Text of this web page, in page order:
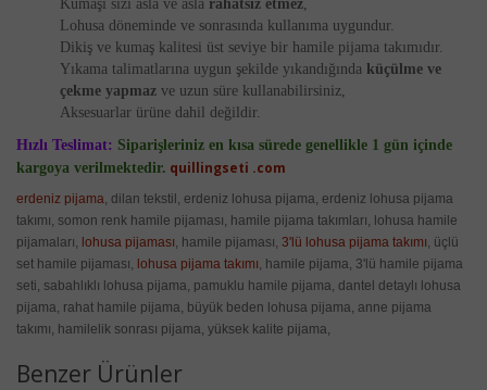
Kumaşı sizi asla ve asla rahatsız etmez,
Lohusa döneminde ve sonrasında kullanıma uygundur.
Dikiş ve kumaş kalitesi üst seviye bir hamile pijama takımıdır.
Yıkama talimatlarına uygun şekilde yıkandığında küçülme ve
çekme yapmaz ve uzun süre kullanabilirsiniz,
Aksesuarlar ürüne dahil değildir.
Hızlı Teslimat: Siparişleriniz en kısa sürede genellikle 1 gün içinde
kargoya verilmektedir. quillingseti .com
erdeniz pijama, dilan tekstil, erdeniz lohusa pijama, erdeniz lohusa pijama
takımı, somon renk hamile pijaması, hamile pijama takımları, lohusa hamile
pijamaları, lohusa pijaması, hamile pijaması, 3'lü lohusa pijama takımı, üçlü
set hamile pijaması, lohusa pijama takımı, hamile pijama, 3'lü hamile pijama
seti, sabahlıklı lohusa pijama, pamuklu hamile pijama, dantel detaylı lohusa
pijama, rahat hamile pijama, büyük beden lohusa pijama, anne pijama
takımı, hamilelik sonrası pijama, yüksek kalite pijama,
Benzer Ürünler